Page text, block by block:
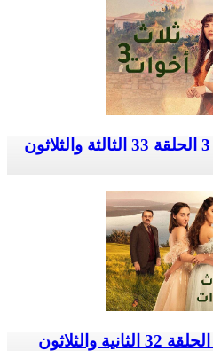
مسلسل ثلاث اخوات 3 الحلقة 33 الثالثة والثلاثون
مسلسل ثلاث اخوات الحلقة 32 الثانية والثلاثون